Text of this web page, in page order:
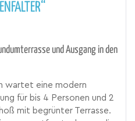
und Ausgang in den
wartet eine modern
für bis 4 Personen und 2
mit begrünter Terrasse.